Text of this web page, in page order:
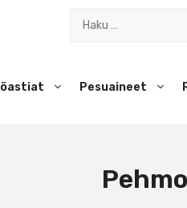
Pesuaineet